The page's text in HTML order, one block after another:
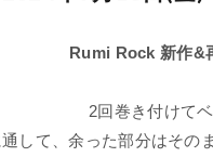
Rumi Rock 新作&
2回巻き付けて
して、余った部分はその